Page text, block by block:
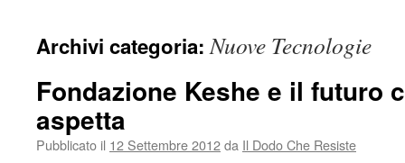
Archivi categoria:Nuove Tecnologie
Fondazione Keshe e il futuro
aspetta
Pubblicato il 12 Settembre 2012da Il Dodo Che Resiste